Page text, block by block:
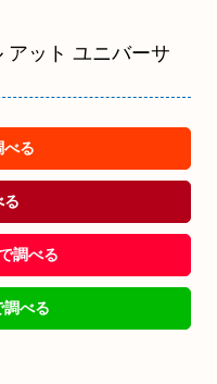
アット ユニバーサ
べる
る
調べる
調べる